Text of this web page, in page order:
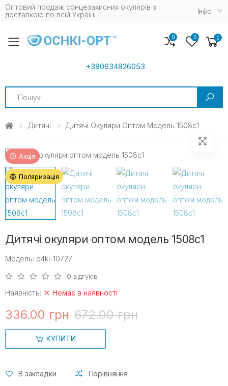
Оптовий продаж сонцезахисних окулярів з
доставкою по всій Україні
Iнфо
Toggle mobile menu
+380634826053
Search
0 0 0
Дитячі Дитячі Окуляри Оптом Модель 1508c1
Акція
Поляризація
Дитячі окуляри оптом модель 1508c1
Модель: o4ki-10727
0 відгуків
Наявність: Немає в наявності
336.00 грн 672.00 грн
КУПИТИ
В закладки Порівняння